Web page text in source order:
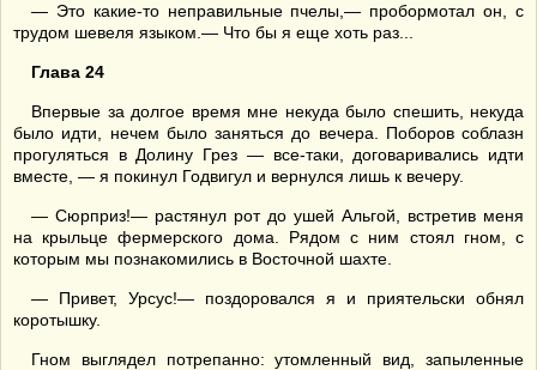
— Это какие-то неправильные пчелы,— пробормотал он, с
трудом шевеля языком.— Что бы я еще хоть раз...
Глава 24
Впервые за долгое время мне некуда было спешить, некуда
было идти, нечем было заняться до вечера. Поборов соблазн
прогуляться в Долину Грез — все-таки, договаривались идти
вместе, — я покинул Годвигул и вернулся лишь к вечеру.
— Сюрприз!— растянул рот до ушей Альгой, встретив меня
на крыльце фермерского дома. Рядом с ним стоял гном, с
которым мы познакомились в Восточной шахте.
— Привет, Урсус!— поздоровался я и приятельски обнял
коротышку.
Гном выглядел потрепанно: утомленный вид, запыленные